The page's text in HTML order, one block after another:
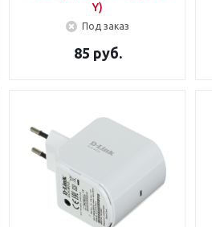
Y)
Под заказ
85 руб.